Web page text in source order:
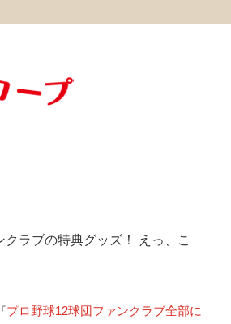
ラブの特典グッズ！ えっ、こ
プロ野球12球団ファンクラブ全部に